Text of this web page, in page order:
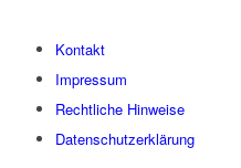
Kontakt
Impressum
Rechtliche Hinweise
Datenschutzerklärung